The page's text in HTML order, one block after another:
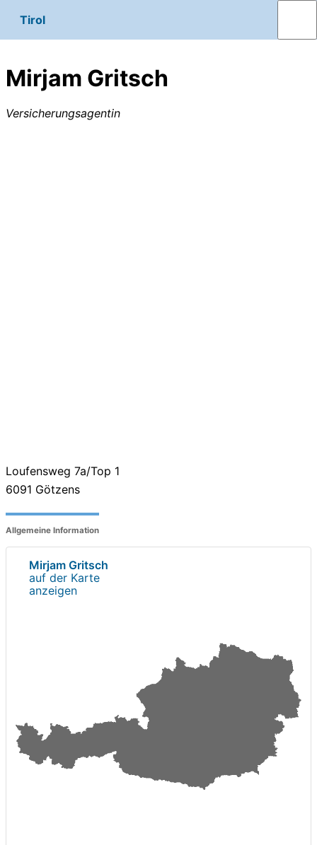
Tirol
Mirjam Gritsch
Versicherungsagentin
Loufensweg 7a/Top 1
6091 Götzens
Allgemeine Information
Mirjam Gritsch
auf der Karte
anzeigen